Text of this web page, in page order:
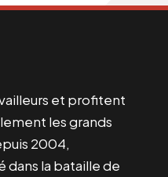
et profitent
les grands
2004,
dans la bataille de